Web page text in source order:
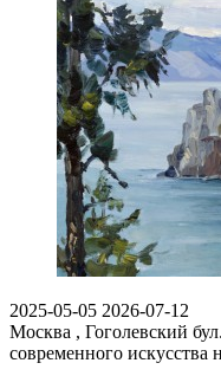
2025-05-05 2026-07-12
Москва , Гоголевский
современного искусства